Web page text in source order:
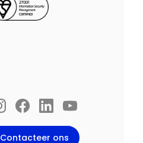
Contacteer ons